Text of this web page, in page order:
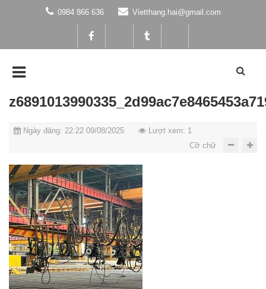
0984 866 636 Vietthang.hai@gmail.com
Ngày đăng: 22:22 09/08/2025
Lượt xem: 1
Cỡ chữ